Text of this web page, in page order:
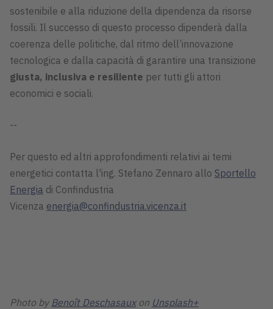
sostenibile e alla riduzione della dipendenza da risorse
fossili. Il successo di questo processo dipenderà dalla
coerenza delle politiche, dal ritmo dell’innovazione
tecnologica e dalla capacità di garantire una transizione
giusta, inclusiva e resiliente per tutti gli attori
economici e sociali.
--
Per questo ed altri approfondimenti relativi ai temi
energetici contatta l'ing. Stefano Zennaro allo Sportello
Energia di Confindustria
Vicenza energia@confindustria.vicenza.it
Photo by Benoît Deschasauxon Unsplash+